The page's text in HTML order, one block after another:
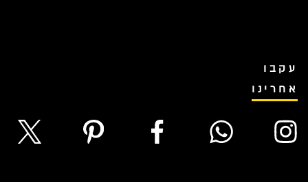
עקבו
אחרינו